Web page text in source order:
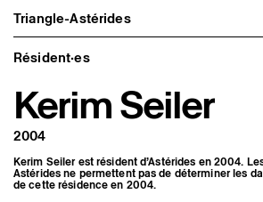
Triangle-Astérides
Triangle-Astérides
Centre d’art contemporain
d’intérêt national
et résidence internationale d'artistes
Présentation
À propos
Équipe et gouvernance
Formation professionnelle
Adhérer / nous soutenir
Résident·es
Kerim Seiler
2004
Kerim Seiler est résident d’Astérides en 2004.
Astérides ne permettent pas de déterminer les
de cette résidence en 2004.